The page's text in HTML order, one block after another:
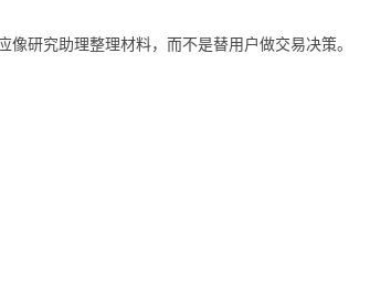
研究助理整理材料，而不是替用户做交易决策。